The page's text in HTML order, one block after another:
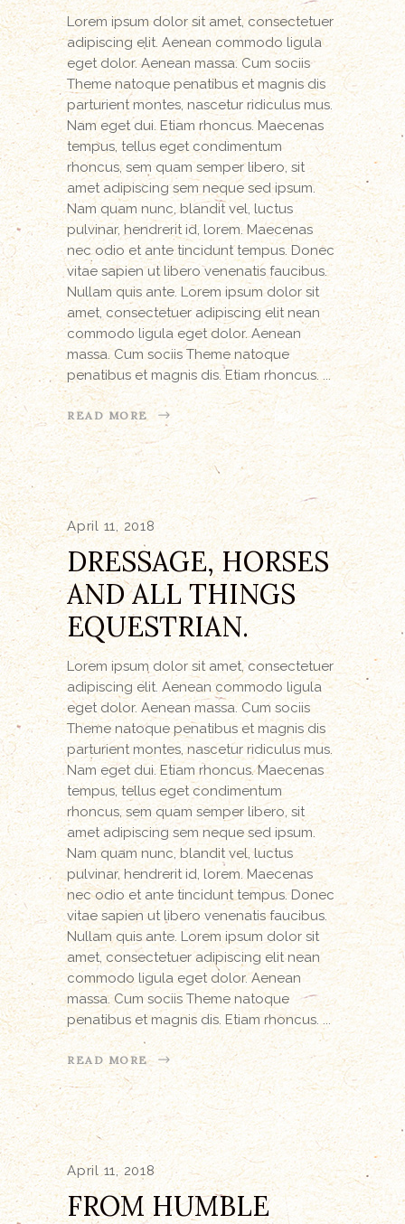
Lorem ipsum dolor sit amet, consectetuer
adipiscing elit. Aenean commodo ligula
eget dolor. Aenean massa. Cum sociis
Theme natoque penatibus et magnis dis
parturient montes, nascetur ridiculus mus.
Nam eget dui. Etiam rhoncus. Maecenas
tempus, tellus eget condimentum
rhoncus, sem quam semper libero, sit
amet adipiscing sem neque sed ipsum.
Nam quam nunc, blandit vel, luctus
pulvinar, hendrerit id, lorem. Maecenas
nec odio et ante tincidunt tempus. Donec
vitae sapien ut libero venenatis faucibus.
Nullam quis ante. Lorem ipsum dolor sit
amet, consectetuer adipiscing elit nean
commodo ligula eget dolor. Aenean
massa. Cum sociis Theme natoque
penatibus et magnis dis. Etiam rhoncus.
READ MORE
April 11, 2018
DRESSAGE, HORSES
AND ALL THINGS
EQUESTRIAN.
Lorem ipsum dolor sit amet, consectetuer
adipiscing elit. Aenean commodo ligula
eget dolor. Aenean massa. Cum sociis
Theme natoque penatibus et magnis dis
parturient montes, nascetur ridiculus mus.
Nam eget dui. Etiam rhoncus. Maecenas
tempus, tellus eget condimentum
rhoncus, sem quam semper libero, sit
amet adipiscing sem neque sed ipsum.
Nam quam nunc, blandit vel, luctus
pulvinar, hendrerit id, lorem. Maecenas
nec odio et ante tincidunt tempus. Donec
vitae sapien ut libero venenatis faucibus.
Nullam quis ante. Lorem ipsum dolor sit
amet, consectetuer adipiscing elit nean
commodo ligula eget dolor. Aenean
massa. Cum sociis Theme natoque
penatibus et magnis dis. Etiam rhoncus.
READ MORE
April 11, 2018
FROM HUMBLE